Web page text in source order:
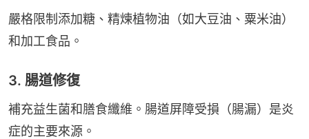
嚴格限制添加糖、精煉植物油（如大豆油、粟米油）
和加工食品。
3. 腸道修復
補充益生菌和膳食纖維。腸道屏障受損（腸漏）是炎
症的主要來源。